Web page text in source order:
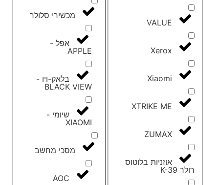
VALUE
Xerox
Xiaomi
XTRIKE ME
ZUMAX
אוזניות בלוטוס
רולר K-39
מכשירי סלולר
אפל -
APPLE
בלאק-ויו -
BLACK VIEW
שיומי -
XIAOMI
מסכי מחשב
AOC